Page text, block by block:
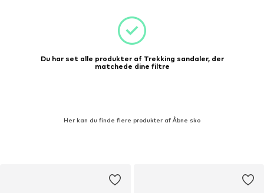
Du har set alle produkter af Trekking sandaler, der
matchede dine filtre
Her kan du finde flere produkter af Åbne sko